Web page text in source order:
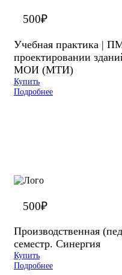
500₽
Учебная практика |
проектировании
МОИ (МТИ)
Купить
Подробнее
500₽
Производственная
семестр. Синергия
Купить
Подробнее